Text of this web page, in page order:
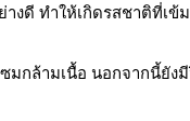
ดี ทำให้เกิดรสชาติที่เ
มกล้ามเนื้อ นอกจากนี้